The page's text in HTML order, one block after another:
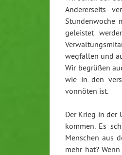
Andererseits
Stundenwoche
geleistet
wegfallen und
Wir begrüßen
wie in den
vonnöten ist.
Der Krieg in der
kommen. Es
Menschen aus
mehr hat?